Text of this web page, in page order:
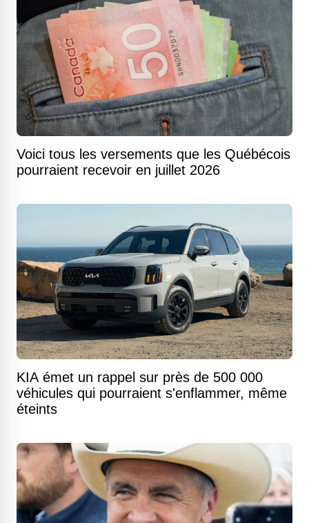
Voici tous les versements que les Québécois
pourraient recevoir en juillet 2026
KIA émet un rappel sur près de 500 000
véhicules qui pourraient s'enflammer, même
éteints